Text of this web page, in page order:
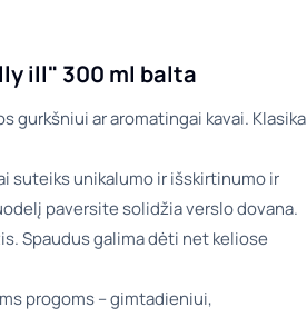
ill" 300 ml balta
gurkšniui ar aromatingai kavai. Klasika
suteiks unikalumo ir išskirtinumo ir
paversite solidžia verslo dovana.
Spaudus galima dėti net keliose
progoms – gimtadieniui,